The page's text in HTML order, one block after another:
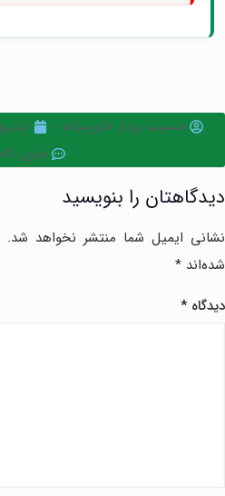
حسیب پرداز خاورمیانه
بدون
دیدگاهتان را بنویسید
نشانی ایمیل شما منتشر نخواهد شد.
شده‌اند *
دیدگاه*